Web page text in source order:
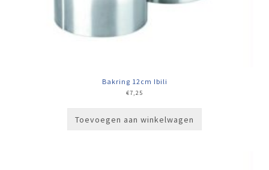
Bakring 12cm Ibili
€7,25
Toevoegen aan winkelwagen